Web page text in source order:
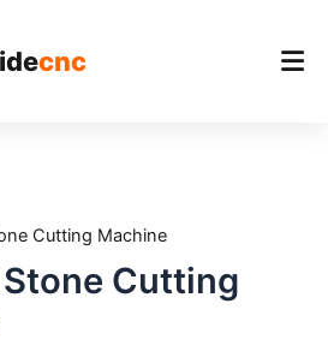
cnc
Cutting Machine
Cutting